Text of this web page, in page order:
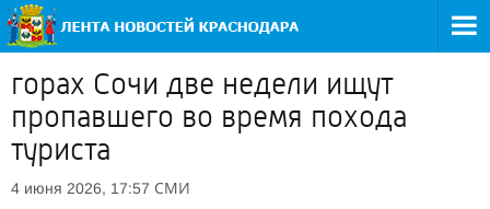
горах Сочи две недели ищут
пропавшего во время похода
туриста
4 июня 2026, 17:57 СМИ